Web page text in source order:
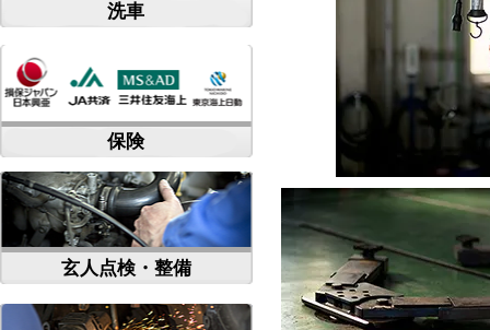
洗車
保険
玄人点検・整備